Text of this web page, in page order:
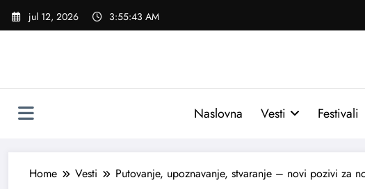
Skoči
jul 12, 2026 3:55:44 AM
Naslovna Vesti Festivali
Home Vesti Putovanje, upoznavanje, stvaranje – novi pozivi za